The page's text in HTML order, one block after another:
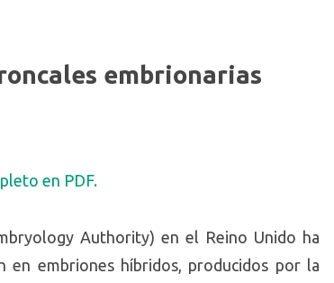
embrionarias
en PDF.
Authority) en el Reino Unido ha
en embriones híbridos, producidos por la